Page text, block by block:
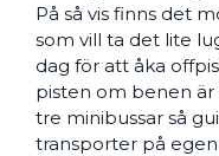
På så vis finns det
som vill ta det lite
dag för att åka
pisten om benen
tre minibussar så
transporter på